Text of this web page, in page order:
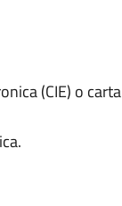
(CIE) o carta